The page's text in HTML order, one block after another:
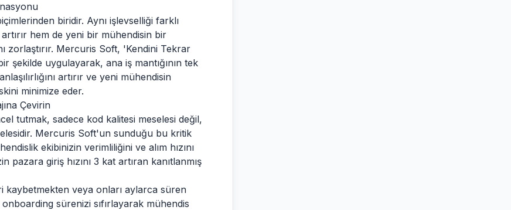
biridir. Aynı işlevselliği farklı
hem de yeni bir mühendisin bir
zorlaştırır. Mercuris Soft, 'Kendini Tekrar
şekilde uygulayarak, ana iş mantığının tek
artırır ve yeni mühendisin
minimize eder.
Çevirin
tutmak, sadece kod kalitesi meselesi değil,
Mercuris Soft'un sunduğu bu kritik
ekibinizin verimliliğini ve alım hızını
giriş hızını 3 kat artıran kanıtlanmış
kaybetmekten veya onları aylarca süren
sürenizi sıfırlayarak mühendis